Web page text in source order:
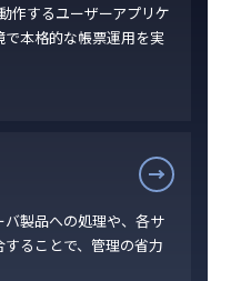
作するユーザーアプリケ
本格的な帳票運用を実
製品への処理や、各サ
ることで、管理の省力